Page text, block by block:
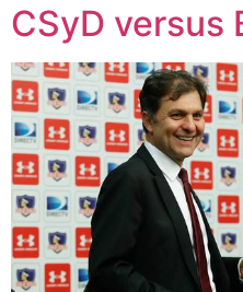
CSyD versus